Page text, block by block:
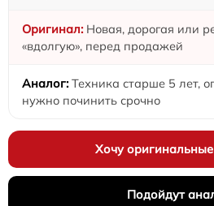
Новая, дорогая или
«вдолгую», перед продажей
Техника старше 5 лет,
нужно починить срочно
Хочу оригинальные
Подойдут